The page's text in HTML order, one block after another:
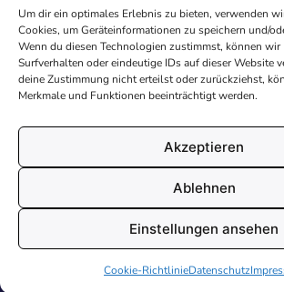
Um dir ein optimales Erlebnis zu bieten, verwenden
Cookies, um Geräteinformationen zu speichern und/
Wenn du diesen Technologien zustimmst, können wir
Surfverhalten oder eindeutige IDs auf dieser Website
deine Zustimmung nicht erteilst oder zurückziehst,
Merkmale und Funktionen beeinträchtigt werden.
Akzeptieren
Ablehnen
Einstellungen ansehen
Cookie-RichtlinieDatenschutz
Über uns
Kontakt
Inhaltsrichtlinien
Recht & Datenschutz
Impressum
AGB
Cookies
© 2026 Malvorlagen24.de - Alle Rechte
♥
in Deutschland.